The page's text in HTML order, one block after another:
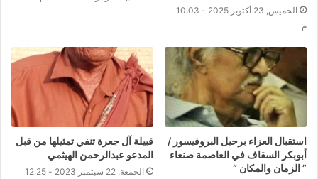
الخميس, 23 أكتوبر 2025 - 10:03
م
استقبال العزاء برحيل البروفيسور /
أبوبكر السقاف في العاصمة صنعاء
” الزمان والمكان “
قبيلة آل جعرة تنفي تمثيلها من قبل
المدعو عبدالرحمن الهيثمي
الجمعة, 22 سبتمبر 2023 - 12:25